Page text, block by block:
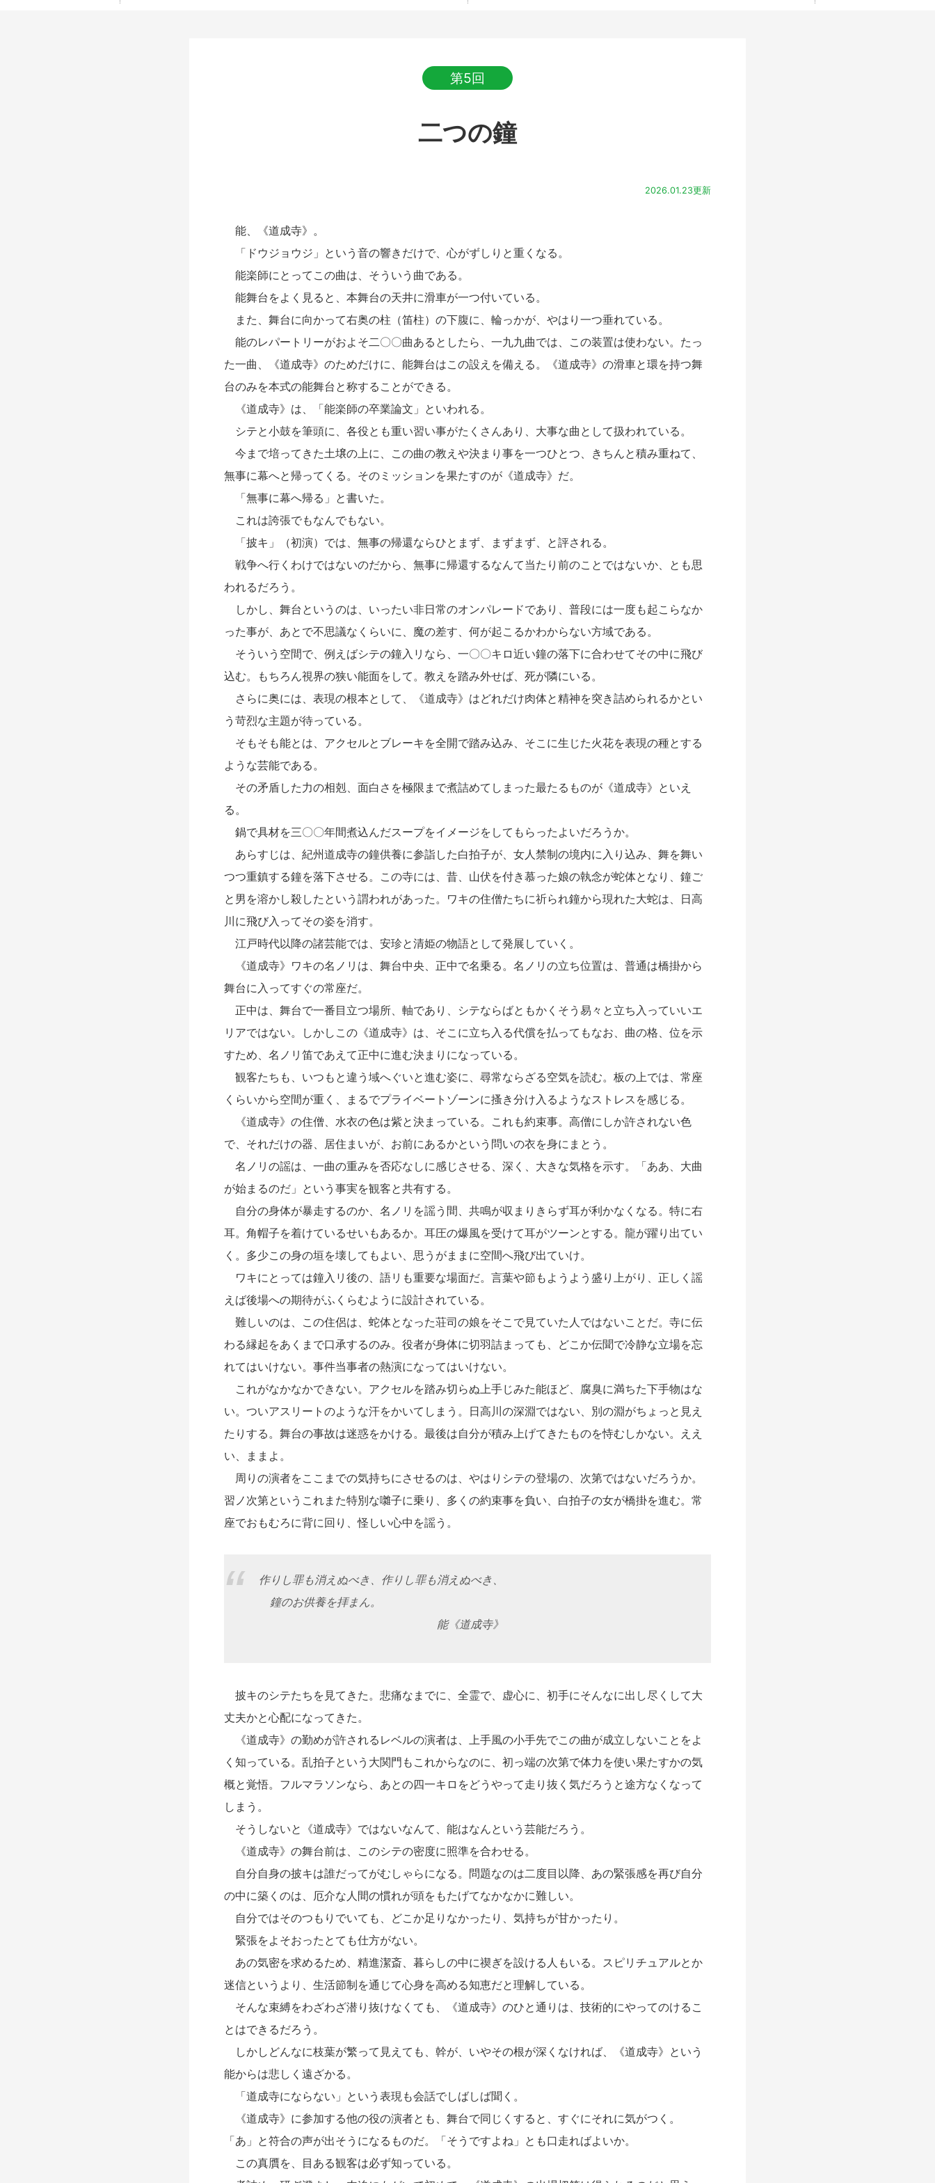
第5回
二つの鐘
2026.01.23更新
能、《道成寺》。
「ドウジョウジ」という音の響きだけで、心がずしりと重くなる。
能楽師にとってこの曲は、そういう曲である。
能舞台をよく見ると、本舞台の天井に滑車が一つ付いている。
また、舞台に向かって右奥の柱（笛柱）の下腹に、輪っかが、やはり一つ垂れている。
能のレパートリーがおよそ二〇〇曲あるとしたら、一九九曲では、この装置は使わない。たっ
た一曲、《道成寺》のためだけに、能舞台はこの設えを備える。《道成寺》の滑車と環を持つ舞
台のみを本式の能舞台と称することができる。
《道成寺》は、「能楽師の卒業論文」といわれる。
シテと小鼓を筆頭に、各役とも重い習い事がたくさんあり、大事な曲として扱われている。
今まで培ってきた土壌の上に、この曲の教えや決まり事を一つひとつ、きちんと積み重ねて、
無事に幕へと帰ってくる。そのミッションを果たすのが《道成寺》だ。
「無事に幕へ帰る」と書いた。
これは誇張でもなんでもない。
「披キ」（初演）では、無事の帰還ならひとまず、まずまず、と評される。
戦争へ行くわけではないのだから、無事に帰還するなんて当たり前のことではないか、とも思
われるだろう。
しかし、舞台というのは、いったい非日常のオンパレードであり、普段には一度も起こらなか
った事が、あとで不思議なくらいに、魔の差す、何が起こるかわからない方域である。
そういう空間で、例えばシテの鐘入リなら、一〇〇キロ近い鐘の落下に合わせてその中に飛び
込む。もちろん視界の狭い能面をして。教えを踏み外せば、死が隣にいる。
さらに奥には、表現の根本として、《道成寺》はどれだけ肉体と精神を突き詰められるかとい
う苛烈な主題が待っている。
そもそも能とは、アクセルとブレーキを全開で踏み込み、そこに生じた火花を表現の種とする
ような芸能である。
その矛盾した力の相剋、面白さを極限まで煮詰めてしまった最たるものが《道成寺》といえ
る。
鍋で具材を三〇〇年間煮込んだスープをイメージをしてもらったよいだろうか。
あらすじは、紀州道成寺の鐘供養に参詣した白拍子が、女人禁制の境内に入り込み、舞を舞い
つつ重鎮する鐘を落下させる。この寺には、昔、山伏を付き慕った娘の執念が蛇体となり、鐘ご
と男を溶かし殺したという謂われがあった。ワキの住僧たちに祈られ鐘から現れた大蛇は、日高
川に飛び入ってその姿を消す。
江戸時代以降の諸芸能では、安珍と清姫の物語として発展していく。
《道成寺》ワキの名ノリは、舞台中央、正中で名乗る。名ノリの立ち位置は、普通は橋掛から
舞台に入ってすぐの常座だ。
正中は、舞台で一番目立つ場所、軸であり、シテならばともかくそう易々と立ち入っていいエ
リアではない。しかしこの《道成寺》は、そこに立ち入る代償を払ってもなお、曲の格、位を示
すため、名ノリ笛であえて正中に進む決まりになっている。
観客たちも、いつもと違う域へぐいと進む姿に、尋常ならざる空気を読む。板の上では、常座
くらいから空間が重く、まるでプライベートゾーンに搔き分け入るようなストレスを感じる。
《道成寺》の住僧、水衣の色は紫と決まっている。これも約束事。高僧にしか許されない色
で、それだけの器、居住まいが、お前にあるかという問いの衣を身にまとう。
名ノリの謡は、一曲の重みを否応なしに感じさせる、深く、大きな気格を示す。「ああ、大曲
が始まるのだ」という事実を観客と共有する。
自分の身体が暴走するのか、名ノリを謡う間、共鳴が収まりきらず耳が利かなくなる。特に右
耳。角帽子を着けているせいもあるか。耳圧の爆風を受けて耳がツーンとする。龍が躍り出てい
く。多少この身の垣を壊してもよい、思うがままに空間へ飛び出ていけ。
ワキにとっては鐘入リ後の、語リも重要な場面だ。言葉や節もようよう盛り上がり、正しく謡
えば後場への期待がふくらむように設計されている。
難しいのは、この住侶は、蛇体となった荘司の娘をそこで見ていた人ではないことだ。寺に伝
わる縁起をあくまで口承するのみ。役者が身体に切羽詰まっても、どこか伝聞で冷静な立場を忘
れてはいけない。事件当事者の熱演になってはいけない。
これがなかなかできない。アクセルを踏み切らぬ上手じみた能ほど、腐臭に満ちた下手物はな
い。ついアスリートのような汗をかいてしまう。日高川の深淵ではない、別の淵がちょっと見え
たりする。舞台の事故は迷惑をかける。最後は自分が積み上げてきたものを恃むしかない。ええ
い、ままよ。
周りの演者をここまでの気持ちにさせるのは、やはりシテの登場の、次第ではないだろうか。
習ノ次第というこれまた特別な囃子に乗り、多くの約束事を負い、白拍子の女が橋掛を進む。常
座でおもむろに背に回り、怪しい心中を謡う。
作りし罪も消えぬべき、作りし罪も消えぬべき、
鐘のお供養を拝まん。
能《道成寺》
披キのシテたちを見てきた。悲痛なまでに、全霊で、虚心に、初手にそんなに出し尽くして大
丈夫かと心配になってきた。
《道成寺》の勤めが許されるレベルの演者は、上手風の小手先でこの曲が成立しないことをよ
く知っている。乱拍子という大関門もこれからなのに、初っ端の次第で体力を使い果たすかの気
概と覚悟。フルマラソンなら、あとの四一キロをどうやって走り抜く気だろうと途方なくなって
しまう。
そうしないと《道成寺》ではないなんて、能はなんという芸能だろう。
《道成寺》の舞台前は、このシテの密度に照準を合わせる。
自分自身の披キは誰だってがむしゃらになる。問題なのは二度目以降、あの緊張感を再び自分
の中に築くのは、厄介な人間の慣れが頭をもたげてなかなかに難しい。
自分ではそのつもりでいても、どこか足りなかったり、気持ちが甘かったり。
緊張をよそおったとても仕方がない。
あの気密を求めるため、精進潔斎、暮らしの中に禊ぎを設ける人もいる。スピリチュアルとか
迷信というより、生活節制を通じて心身を高める知恵だと理解している。
そんな束縛をわざわざ潜り抜けなくても、《道成寺》のひと通りは、技術的にやってのけるこ
とはできるだろう。
しかしどんなに枝葉が繁って見えても、幹が、いやその根が深くなければ、《道成寺》という
能からは悲しく遠ざかる。
「道成寺にならない」という表現も会話でしばしば聞く。
《道成寺》に参加する他の役の演者とも、舞台で同じくすると、すぐにそれに気がつく。
「あ」と符合の声が出そうになるものだ。「そうですよね」とも口走ればよいか。
この真贋を、目ある観客は必ず知っている。